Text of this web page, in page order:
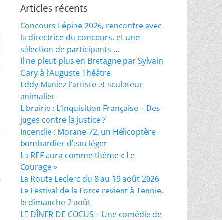
Articles récents
Concours Lépine 2026, rencontre avec
la directrice du concours, et une
sélection de participants …
Il ne pleut plus en Bretagne par Sylvain
Gary à l’Auguste Théâtre
Eddy Maniez l’artiste et sculpteur
animalier
Librairie : L’Inquisition Française – Des
juges contre la justice ?
Incendie : Morane 72, un Hélicoptère
bombardier d’eau léger
La REF aura comme thème « Le
Courage »
La Route Leclerc du 8 au 19 août 2026
Le Festival de la Force revient à Tennie,
le dimanche 2 août
LE DÎNER DE COCUS – Une comédie de